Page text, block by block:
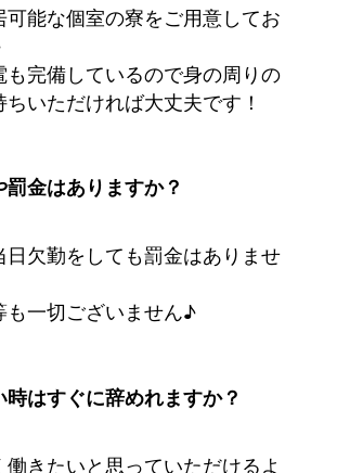
可能な個室の寮をご用意してお
も完備しているので身の周りの
いただければ大丈夫です！
罰金はありますか？
日欠勤をしても罰金はありませ
も一切ございません♪
時はすぐに辞めれますか？
働きたいと思っていただけるよ